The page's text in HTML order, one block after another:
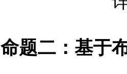
命题二： 基于